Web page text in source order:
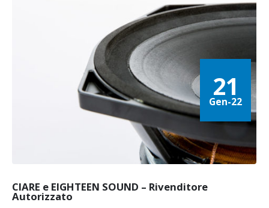
21
Gen-22
CIARE e EIGHTEEN SOUND – Rivenditore
Autorizzato